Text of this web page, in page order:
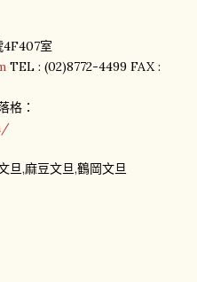
4F407室
TEL : (02)8772-4499 FAX :
格：
旦,麻豆文旦,鶴岡文旦